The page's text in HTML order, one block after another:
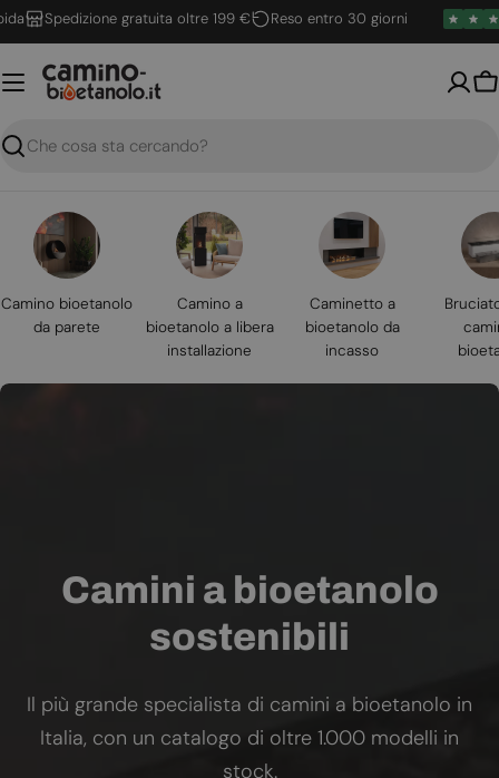
Vai
al
contenuto
Spedizione gratuita oltre 199 € Reso entro 30 giorni
Ricerca
Camino bioetanolo
da parete
Camino a
bioetanolo a libera
installazione
Caminetto a
bioetanolo da
incasso
Camini a bioetanolo
sostenibili
Il più grande specialista di camini a bioetanolo in
Italia, con un catalogo di oltre 1.000 modelli in
stock.